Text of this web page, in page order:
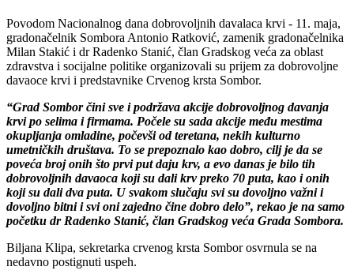
Povodom Nacionalnog dana dobrovoljnih davalaca krvi - 11. maja,
gradonačelnik Sombora Antonio Ratković, zamenik gradonačelnika
Milan Stakić i dr Radenko Stanić, član Gradskog veća za oblast
zdravstva i socijalne politike organizovali su prijem za dobrovoljne
davaoce krvi i predstavnike Crvenog krsta Sombor.
“Grad Sombor čini sve i podržava akcije dobrovoljnog davanja
krvi po selima i firmama. Počele su sada akcije među mestima
okupljanja omladine, počevši od teretana, nekih kulturno
umetničkih društava. To se prepoznalo kao dobro, cilj je da se
poveća broj onih što prvi put daju krv, a evo danas je bilo tih
dobrovoljnih davaoca koji su dali krv preko 70 puta, kao i onih
koji su dali dva puta. U svakom slučaju svi su dovoljno važni i
dovoljno bitni i svi oni zajedno čine dobro delo”, rekao je na samo
početku dr Radenko Stanić, član Gradskog veća Grada Sombora.
Biljana Klipa, sekretarka crvenog krsta Sombor osvrnula se na
nedavno postignuti uspeh.